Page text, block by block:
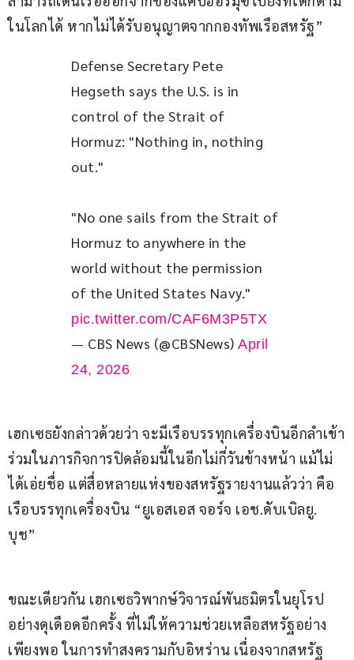
ในโลกได้ หากไม่ได้รับอนุญาตจากกองทัพเรือสหรัฐ”
Defense Secretary Pete
Hegseth says the U.S. is in
control of the Strait of
Hormuz: "Nothing in, nothing
out."
"No one sails from the Strait of
Hormuz to anywhere in the
world without the permission
of the United States Navy."
pic.twitter.com/CAF6M3P5TX
— CBS News (@CBSNews) April
24, 2026
เฮกเซธยังกล่าวด้วยว่า จะมีเรือบรรทุกเครื่องบินอีกลำเข้า
ร่วมในภารกิจการปิดล้อมนี้ในอีกไม่กี่วันข้างหน้า แม้ไม่
ได้เอ่ยชื่อ แต่สื่อหลายแห่งของสหรัฐรายงานแล้วว่า คือ
เรือบรรทุกเครื่องบิน “ยูเอสเอส จอร์จ เอช.ดับเบิลยู.
บุช”
ขณะเดียวกัน เฮกเซธวิพากษ์วิจารณ์พันธมิตรในยุโรป
อย่างดุเดือดอีกครั้ง ที่ไม่ให้ความช่วยเหลือสหรัฐอย่าง
เพียงพอ ในการทำสงครามกับอิหร่าน เนื่องจากสหรัฐ